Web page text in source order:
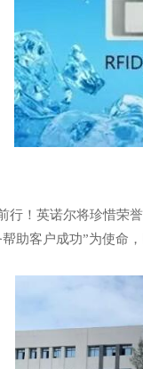
行！英诺尔将珍惜荣
助客户成功”为使命